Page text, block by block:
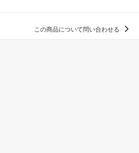
この商品について問い合わせる